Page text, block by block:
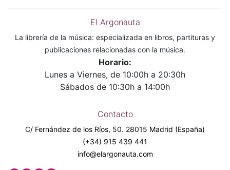
El Argonauta
La librería de la música: especializada en libros, partituras y
publicaciones relacionadas con la música.
Horario:
Lunes a Viernes, de 10:00h a 20:30h
Sábados de 10:30h a 14:00h
Contacto
C/ Fernández de los Ríos, 50. 28015 Madrid (España)
(+34) 915 439 441
info@elargonauta.com